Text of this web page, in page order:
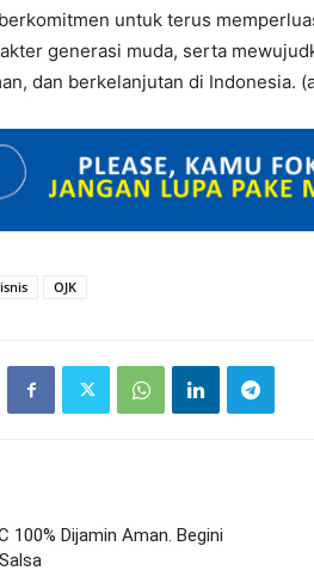
untuk terus
generasi muda, serta
dan berkelanjutan di Indonesia.
OJK
100% Dijamin Aman. Begini